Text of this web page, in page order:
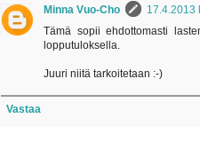
Minna Vuo-Cho
17.4.2013
Tämä sopii ehdottomasti
lopputuloksella.
Juuri niitä tarkoitetaan :-)
Vastaa